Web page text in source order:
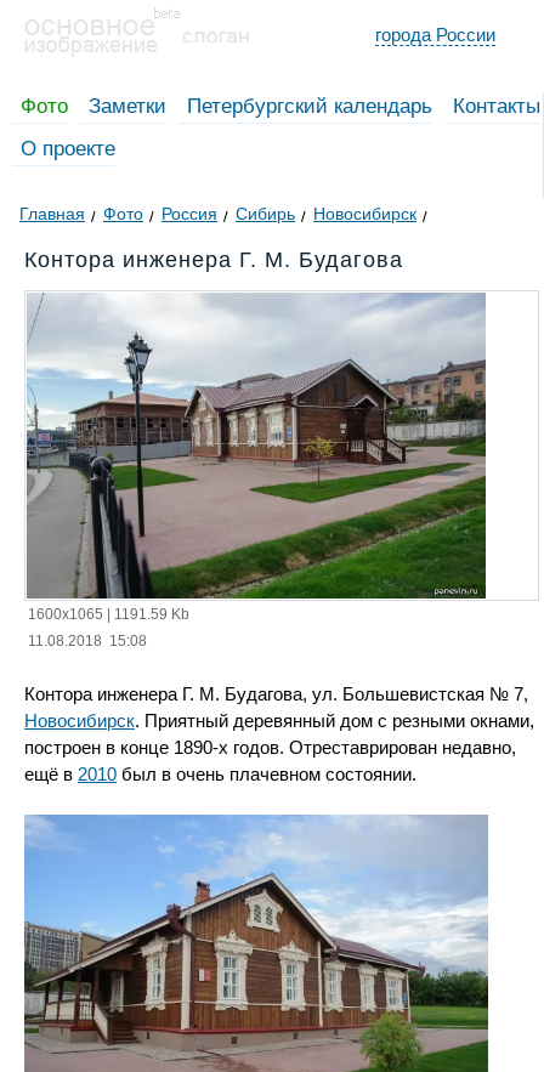
города России
Фото Заметки Петербургский календарь
Контакты
О проекте
Главная Фото Россия Сибирь Новосибирск
Контора инженера Г. М. Будагова
1600x1065
1191.59 Kb
11.08.2018 15:08
Контора инженера Г. М. Будагова, ул. Большевистская № 7,
Новосибирск. Приятный деревянный дом с резными окнами,
построен в конце 1890-х годов. Отреставрирован недавно,
ещё в 2010 был в очень плачевном состоянии.